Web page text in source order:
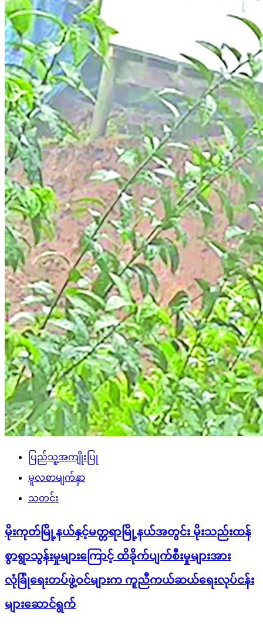
ပြည်သူ့အကျိုးပြု
မူလစာမျက်နှာ
သတင်း
မိုးကုတ်မြို့နယ်နှင့်မတ္တရာမြို့နယ်အတွင်း မိုးသည်းထန်
စွာရွာသွန်းမှုများကြောင့် ထိခိုက်ပျက်စီးမှုများအား
လုံခြုံရေးတပ်ဖွဲ့ဝင်များက ကူညီကယ်ဆယ်ရေးလုပ်ငန်း
များဆောင်ရွက်